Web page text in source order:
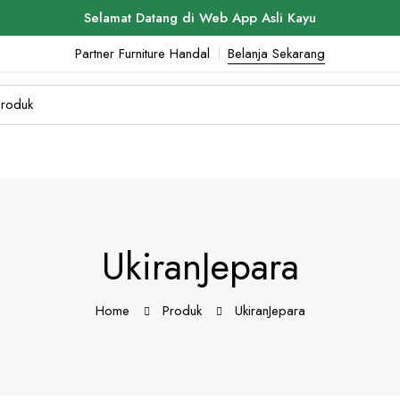
Selamat Datang di Web App Asli Kayu
Partner Furniture Handal
Belanja Sekarang
UkiranJepara
Home Produk UkiranJepara